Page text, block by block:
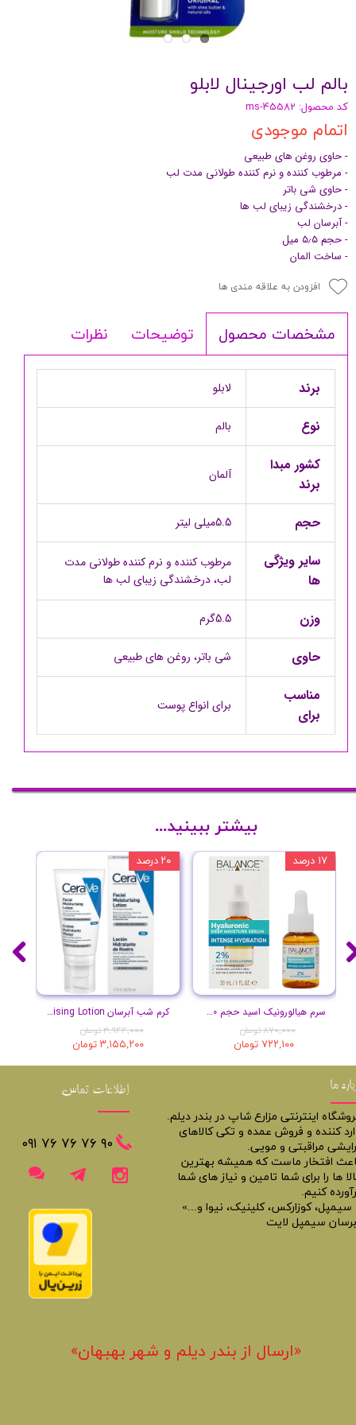
بالم لب اورجینال لابلو
کد محصول: ms-45582
اتمام موجودی
- حاوی روغن های طبیعی
- مرطوب کننده و نرم کننده طولانی مدت لب
- حاوی شی باتر
- درخشندگی زیبای لب ها
- آبرسان لب
- حجم ۵٫۵ میل
- ساخت المان
افزودن به علاقه مندی ها
مشخصات محصول توضیحات نظرات
برند لابلو
نوع بالم
کشور مبدا
برند
آلمان
حجم 5.5میلی لیتر
سایر ویژگی
ها
مرطوب کننده و نرم کننده طولانی مدت
لب، درخشندگی زیبای لب ها
وزن 5.5گرم
حاوی شی باتر، روغن های طبیعی
مناسب
برای
برای انواع پوست
کرم شب آبرسان Facial Moisturising Lotion
۳,۹۴۴,۰۰۰ تومان
۳,۱۵۵,۲۰۰ تومان
۲۰ درصد
سرم هیالورونیک اسید حجم 30 میلی لیتر
۸۷۰,۰۰۰ تومان
۷۲۲,۱۰۰ تومان
۱۷ درصد
بیشتر ببینید...
ما
اینترنتی مزارع شاپ در بندر دیلم.
کننده و فروش عمده و تکی کالاهای
مراقبتی و مویی.
افتخار ماست که همیشه بهترین
ها را برای شما تامین و نیاز های شما
کنیم.
سیمپل، کوزارکس، کلینیک، نیوا و...»
سیمپل لایت
اطلاعات تماس
​​٩٠ ٧۶ ٧۶ ٧۶ ٠٩١
«​ارسال از بندر دیلم و شهر بهبهان»